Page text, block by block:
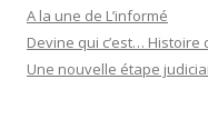
A la une de L’informé
Devine qui c’est…
Une nouvelle étape